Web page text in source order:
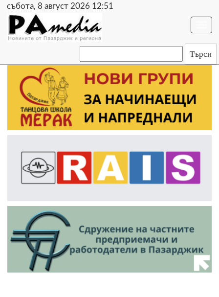
събота, 8 август 2026 12:51